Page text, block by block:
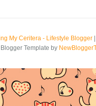
My Ceritera - Lifestyle Blogger
Blogger Template by